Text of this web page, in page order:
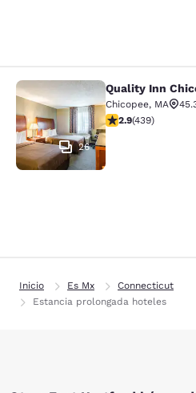
Quality Inn
26
Quality Inn
Chicopee, MA
calificación de
2.9(439)
Inicio Es Mx
Connecticut
Estancia prolongada hoteles